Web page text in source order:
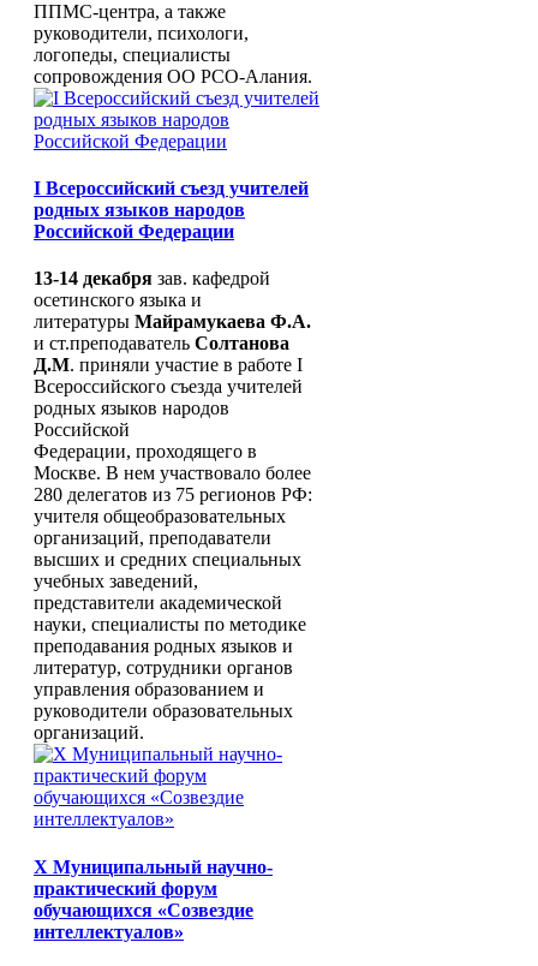
ППМС-центра, а также
руководители, психологи,
логопеды, специалисты
сопровождения ОО РСО-Алания.
I Всероссийский съезд учителей
родных языков народов
Российской Федерации
13-14 декабря зав. кафедрой
осетинского языка и
литературы Майрамукаева Ф.А.
и ст.преподаватель Солтанова
Д.М. приняли участие в работе I
Всероссийского съезда учителей
родных языков народов
Российской
Федерации, проходящего в
Москве. В нем участвовало более
280 делегатов из 75 регионов РФ:
учителя общеобразовательных
организаций, преподаватели
высших и средних специальных
учебных заведений,
представители академической
науки, специалисты по методике
преподавания родных языков и
литератур, сотрудники органов
управления образованием и
руководители образовательных
организаций.
X Муниципальный научно-
практический форум
обучающихся «Созвездие
интеллектуалов»